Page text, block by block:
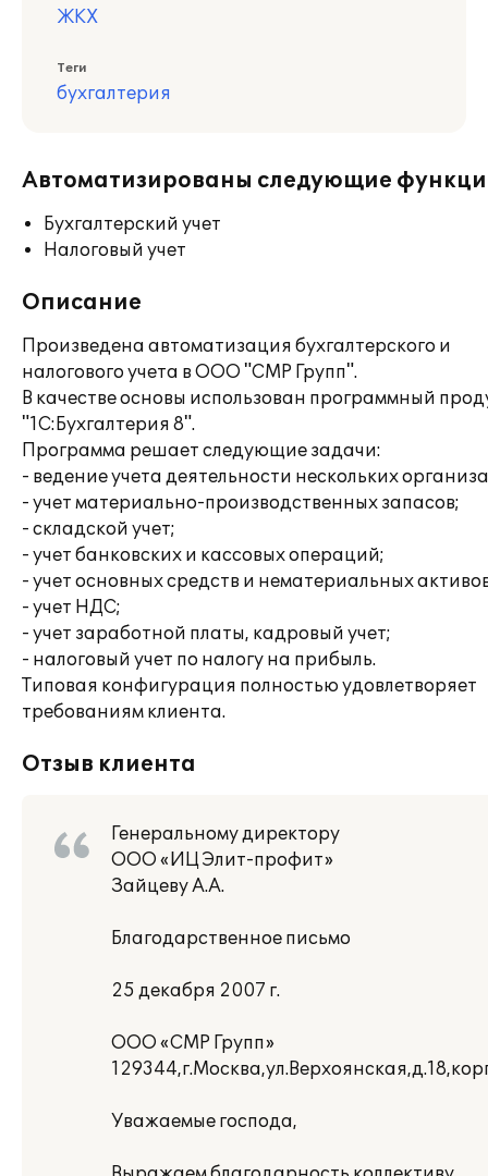
ЖКХ
Теги
бухгалтерия
Автоматизированы следующие
Бухгалтерский учет
Налоговый учет
Описание
Произведена автоматизация бухгалтерского и
налогового учета в ООО "СМР Групп".
В качестве основы использован программный
"1С:Бухгалтерия 8".
Программа решает следующие задачи:
- ведение учета деятельности нескольких
- учет материально-производственных запасов;
- складской учет;
- учет банковских и кассовых операций;
- учет основных средств и нематериальных
- учет НДС;
- учет заработной платы, кадровый учет;
- налоговый учет по налогу на прибыль.
Типовая конфигурация полностью удовлетворяет
требованиям клиента.
Отзыв клиента
Генеральному директору
ООО «ИЦ Элит-профит»
Зайцеву А.А.
Благодарственное письмо
25 декабря 2007 г.
ООО «СМР Групп»
Уважаемые господа,